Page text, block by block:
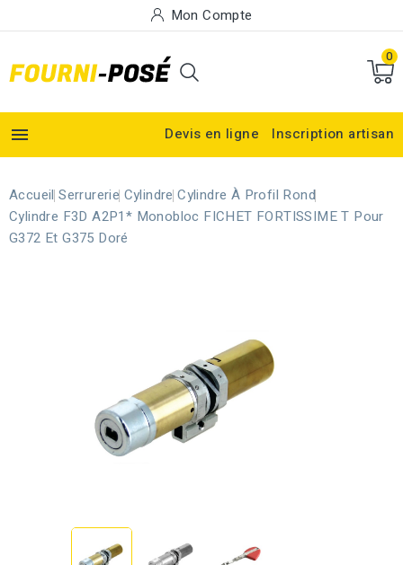
Mon Compte
0
 Devis en ligne Inscription artisan
Accueil Serrurerie Cylindre Cylindre À Profil Rond
Cylindre F3D A2P1* Monobloc FICHET FORTISSIME T Pour
G372 Et G375 Doré